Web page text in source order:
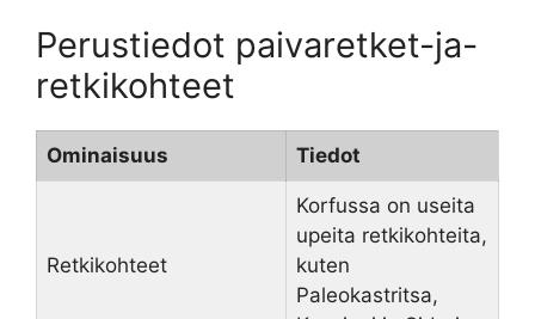
Perustiedot paivaretket-ja-
retkikohteet
Ominaisuus Tiedot
Retkikohteet
Korfussa on useita
upeita retkikohteita,
kuten
Paleokastritsa,